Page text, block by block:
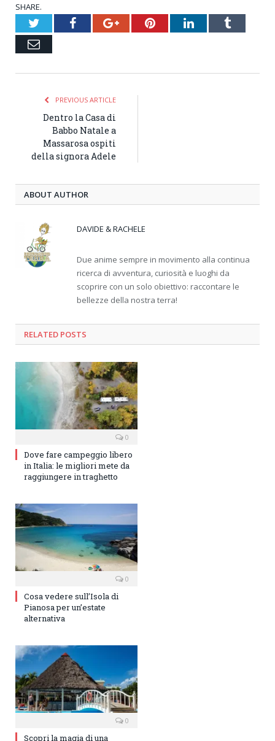
SHARE.
TwitterFacebookGoogle+PinterestLinkedInTumblr
Email
PREVIOUS ARTICLE
Dentro la Casa di
Babbo Natale a
Massarosa ospiti
della signora Adele
ABOUT AUTHOR
DAVIDE & RACHELE
Due anime sempre in movimento alla continua
ricerca di avventura, curiosità e luoghi da
scoprire con un solo obiettivo: raccontare le
bellezze della nostra terra!
RELATED POSTS
0
Dove fare campeggio libero
in Italia: le migliori mete da
raggiungere in traghetto
0
Cosa vedere sull’Isola di
Pianosa per un’estate
alternativa
0
Scopri la magia di una